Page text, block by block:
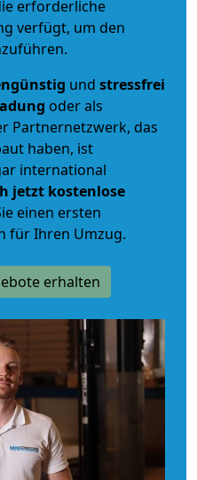
erforderliche
verfügt, um den
und stressfrei
oder als
Partnernetzwerk, das
haben, ist
international
jetzt kostenlose
einen ersten
für Ihren Umzug.
erhalten